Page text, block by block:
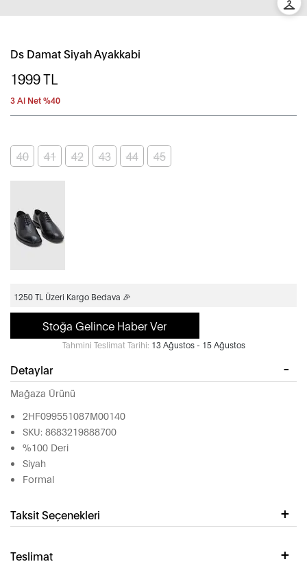
Ds Damat Siyah Ayakkabi
1999TL
3 Al Net %40
40 41 42 43 44 45
1250 TL Üzeri Kargo Bedava 🎉
Stoğa Gelince Haber Ver
Tahmini Teslimat Tarihi: 13 Ağustos - 15 Ağustos
Detaylar
Mağaza Ürünü
2HF099551087M00140
SKU: 8683219888700
%100 Deri
Siyah
Formal
Taksit Seçenekleri
Teslimat